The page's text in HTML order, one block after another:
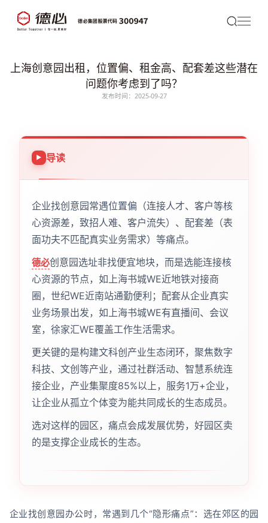
上海创意园出租，位置偏、租金高、配套差这些潜在
问题你考虑到了吗？
发布时间：2025-09-27
导读
企业找创意园常遇位置偏（连接人才、客户等核
心资源差，致招人难、客户流失）、配套差（表
面功夫不匹配真实业务需求）等痛点。
德必创意园选址非找便宜地块，而是选能连接核
心资源的节点，如上海书城WE近地铁对接商
圈，世纪WE近南站通勤便利；配套从企业真实
业务场景出发，如上海书城WE有直播间、会议
室，徐家汇WE覆盖工作生活需求。
更关键的是构建文科创产业生态闭环，聚焦数字
科技、文创等产业，通过社群活动、智慧系统连
接企业，产业集聚度85%以上，服务1万+企业，
让企业从孤立个体变为能共同成长的生态成员。
选对这样的园区，痛点会成发展优势，好园区卖
的是支撑企业成长的生态。
企业找创意园办公时，常遇到几个“隐形痛点”：选在郊区的园